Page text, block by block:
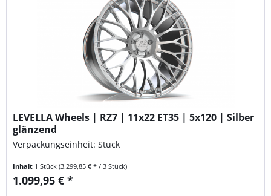
LEVELLA Wheels | RZ7 | 11x22 ET35 | 5x120 | Silber
glänzend
Verpackungseinheit: Stück
Inhalt 1 Stück(3.299,85 € * / 3 Stück)
1.099,95 € *